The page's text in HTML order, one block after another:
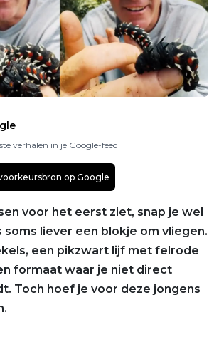
verhalen in je Google-feed
op Google
voor het eerst ziet, snap je wel
liever een blokje om vliegen.
een pikzwart lijf met felrode
formaat waar je niet direct
Toch hoef je voor deze jongens